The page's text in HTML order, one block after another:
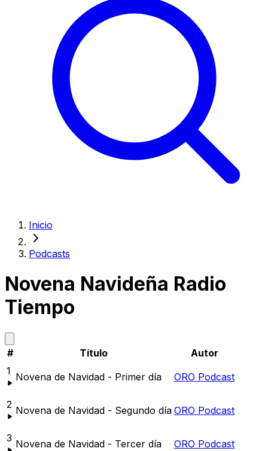
Inicio
Podcasts
Novena Navideña Radio
Tiempo
# Título
Autor
1 Novena de Navidad - Primer día ORO Podcast
2 Novena de Navidad - Segundo día ORO Podcast
3 Novena de Navidad - Tercer día ORO Podcast